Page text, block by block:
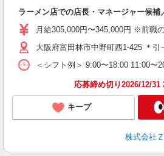
ラーメン店での店長・マネージャー候補
月給305,000円〜345,000円 ※前職
大阪府富田林市中野町西1-425 ＊
＜シフト例＞ 9:00〜18:00 11:00
応募締め切り2026/12/31
キープ
株式会社